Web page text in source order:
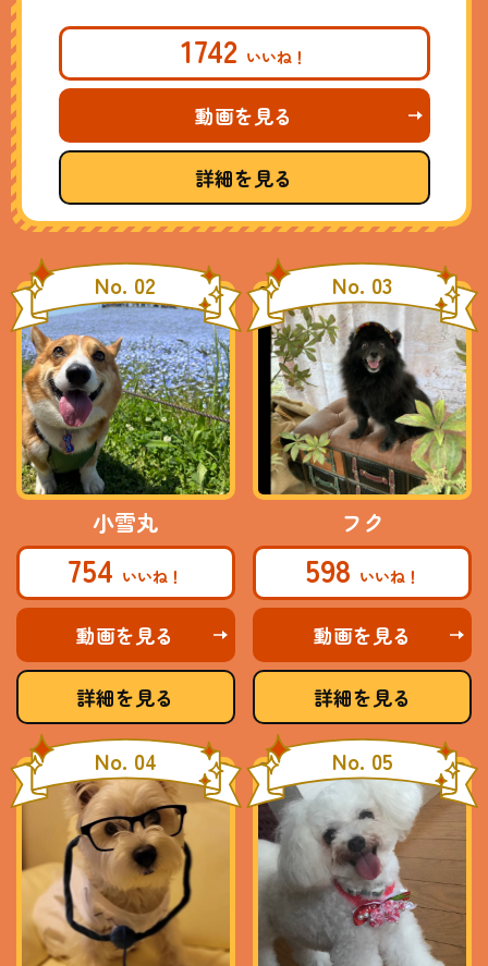
1742
動画を見る
詳細を見る
No. 02
小雪丸
754
動画を見る
詳細を見る
No. 03
フク
598
動画を見る
詳細を見る
No. 04 No. 05